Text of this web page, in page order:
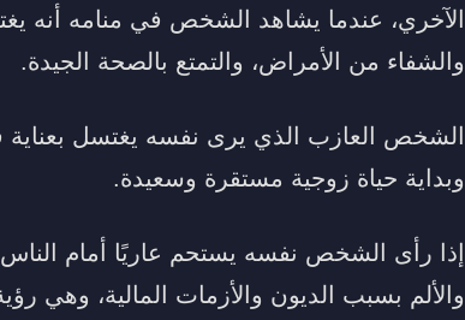
الآخري، عندما يشاهد الشخص في منامه أنه
والشفاء من الأمراض، والتمتع بالصحة الجيدة.
الشخص العازب الذي يرى نفسه يغتسل
وبداية حياة زوجية مستقرة وسعيدة.
إذا رأى الشخص نفسه يستحم عاريًا أمام
والألم بسبب الديون والأزمات المالية، وهي